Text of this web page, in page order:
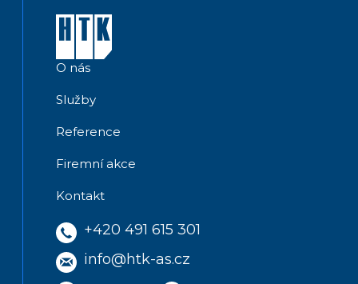
O nás
Služby
Reference
Firemní akce
Kontakt
+420 491 615 301
info@htk-as.cz